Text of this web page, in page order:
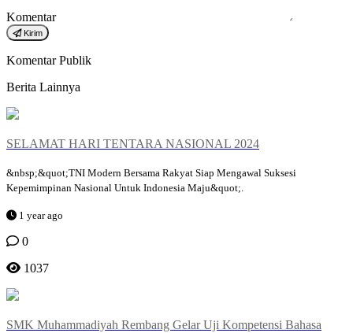
Komentar
Kirim
Komentar Publik
Berita Lainnya
SELAMAT HARI TENTARA NASIONAL 2024
&nbsp;&quot;TNI Modern Bersama Rakyat Siap Mengawal Suksesi
Kepemimpinan Nasional Untuk Indonesia Maju&quot;.
1 year ago
0
1037
SMK Muhammadiyah Rembang Gelar Uji Kompetensi Bahasa